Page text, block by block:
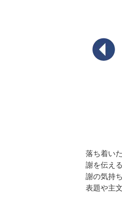
落ち着い
謝を伝え
謝の気持
表題や主